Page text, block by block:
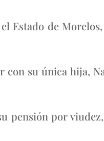
Estado de
su única hija,
por